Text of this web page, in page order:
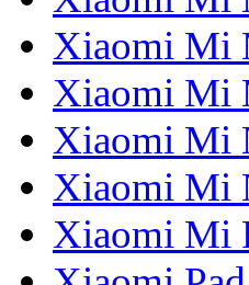
Xiaomi Mi
Xiaomi Mi
Xiaomi Mi
Xiaomi Mi
Xiaomi Mi